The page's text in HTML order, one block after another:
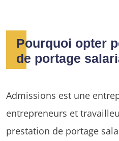
Pourquoi opter
de portage
Admissions est une
entrepreneurs et
prestation de portage